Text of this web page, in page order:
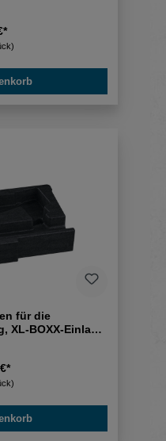
für die
XL-BOXX-Einlage